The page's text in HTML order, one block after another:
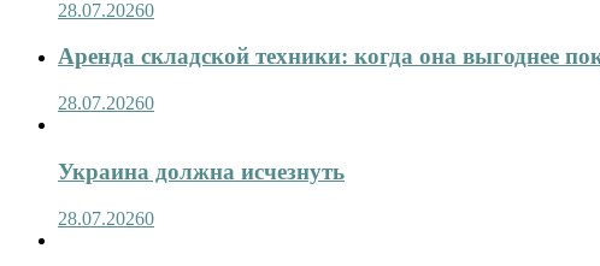
28.07.20260
Аренда складской техники: когда она выгоднее
28.07.20260
Украина должна исчезнуть
28.07.20260